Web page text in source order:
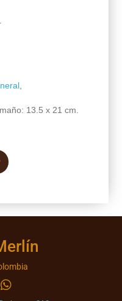
,
13.5 x 21 cm.